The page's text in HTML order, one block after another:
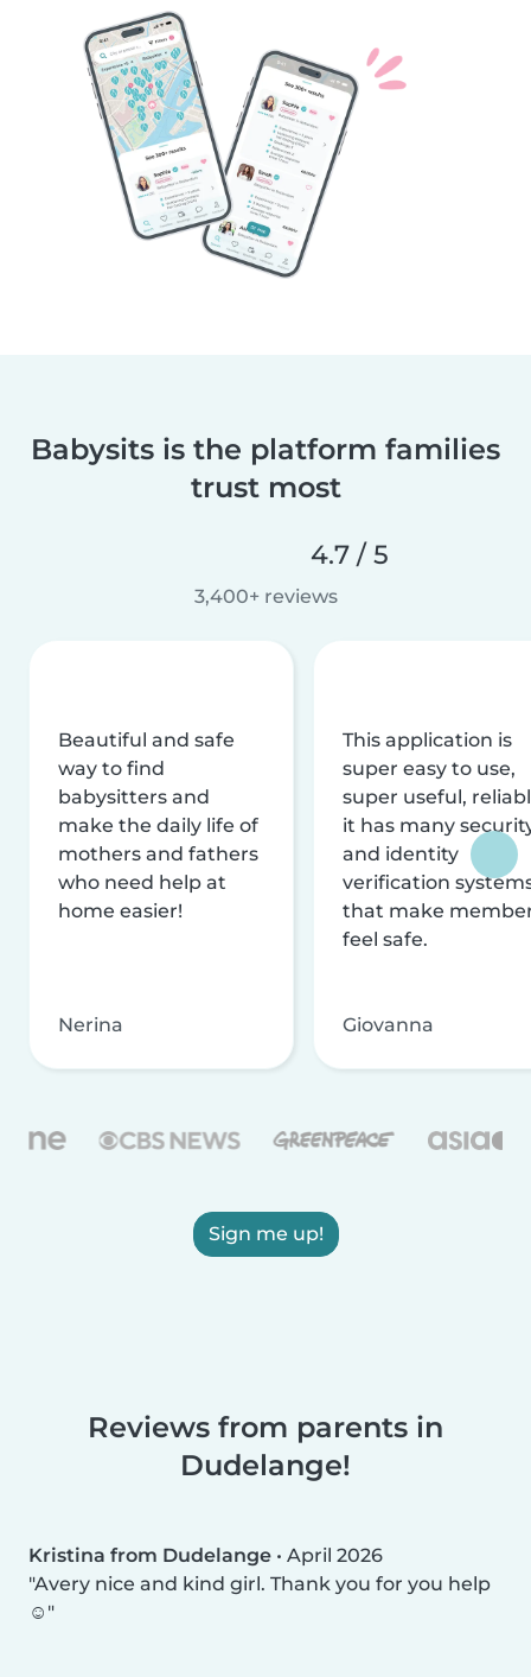
Babysits is the platform families
trust most
4.7 / 5
3,400+ reviews
Beautiful and safe
way to find
babysitters and
make the daily life of
mothers and fathers
who need help at
home easier!
Nerina
This application is
super easy to use,
super useful,
it has many
and identity
verification
that make
feel safe.
Giovanna
Sign me up!
Reviews from parents in
Dudelange!
Kristina from Dudelange • April 2026
Avery nice and kind girl. Thank you for you help
☺️